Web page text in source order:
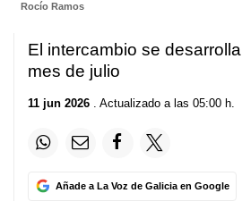
Rocío Ramos
El intercambio se
mes de julio
11 jun 2026 . Actualizado a las 05:00 h.
Añade a La Voz de Galicia en Google